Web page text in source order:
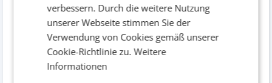
verbessern. Durch die weitere Nutzung
unserer Webseite stimmen Sie der
Verwendung von Cookies gemäß unserer
Cookie-Richtlinie zu.Weitere
Informationen